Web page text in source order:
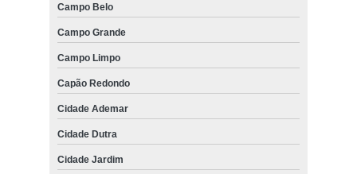
Campo Belo
Campo Grande
Campo Limpo
Capão Redondo
Cidade Ademar
Cidade Dutra
Cidade Jardim